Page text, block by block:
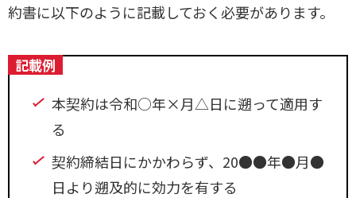
約書に以下のように記載しておく必要があります。
記載例
本契約は令和○年×月△日に遡って適用す
る
契約締結日にかかわらず、20●●年●月●
日より遡及的に効力を有する